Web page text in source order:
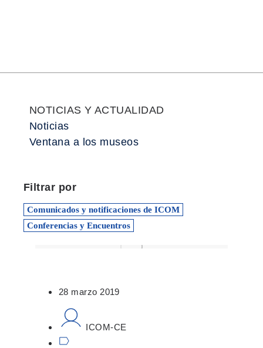
NOTICIAS Y ACTUALIDAD
Noticias
Ventana a los museos
Filtrar por
Comunicados y notificaciones de ICOM
Conferencias y Encuentros
28 marzo 2019
ICOM-CE